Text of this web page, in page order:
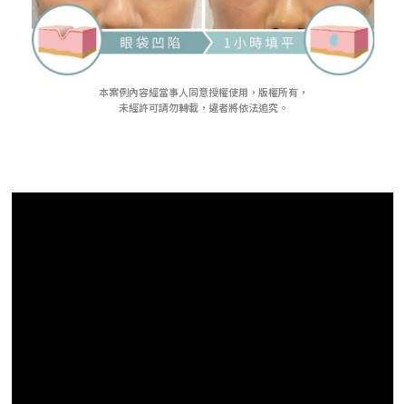
本案例內容經當事人同意授權使用，版權所有，
未經許可請勿轉載，違者將依法追究。